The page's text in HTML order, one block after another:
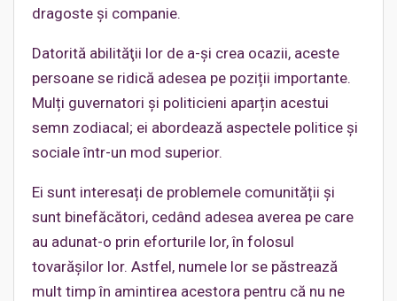
dragoste şi companie.
Datorită abilităţii lor de a-și crea ocazii, aceste
persoane se ridică adesea pe poziții importante.
Mulți guvernatori și politicieni aparțin acestui
semn zodiacal; ei abordează aspectele politice și
sociale într-un mod superior.
Ei sunt interesați de problemele comunității și
sunt binefăcători, cedând adesea averea pe care
au adunat-o prin eforturile lor, în folosul
tovarășilor lor. Astfel, numele lor se păstrează
mult timp în amintirea acestora pentru că nu ne